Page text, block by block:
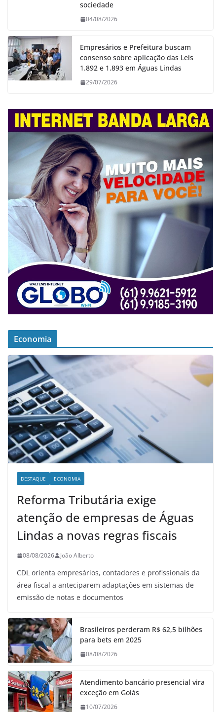
sociedade
04/08/2026
Empresários e Prefeitura buscam
consenso sobre aplicação das Leis
1.892 e 1.893 em Águas Lindas
29/07/2026
Economia
DESTAQUE ECONOMIA
Reforma Tributária exige
atenção de empresas de Águas
Lindas a novas regras fiscais
08/08/2026 João Alberto
CDL orienta empresários, contadores e profissionais da
área fiscal a anteciparem adaptações em sistemas de
emissão de notas e documentos
Brasileiros perderam R$ 62,5 bilhões
para bets em 2025
08/08/2026
Atendimento bancário presencial vira
exceção em Goiás
10/07/2026